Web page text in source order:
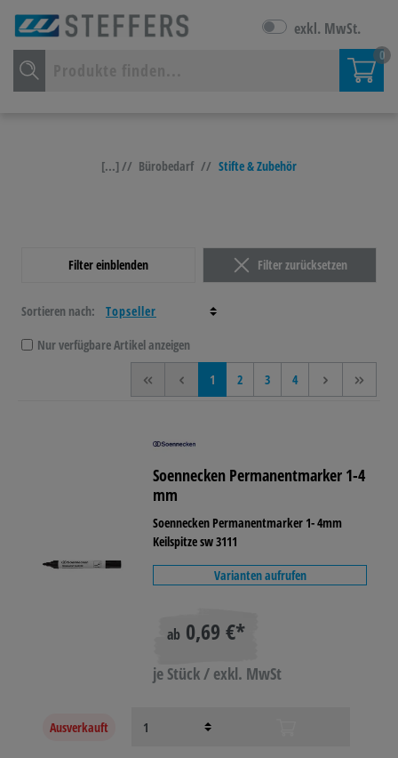
exkl. MwSt.
0
[...] // Bürobedarf // Stifte & Zubehör
Filter einblenden Filter zurücksetzen
Sortieren nach:
Nur verfügbare Artikel anzeigen
<< < 1 2 3 4 > >>
Soennecken Permanentmarker 1-4
mm
Soennecken Permanentmarker 1- 4mm
Keilspitze sw 3111
Varianten aufrufen
ab 0,69 €*
je Stück / exkl. MwSt
Ausverkauft